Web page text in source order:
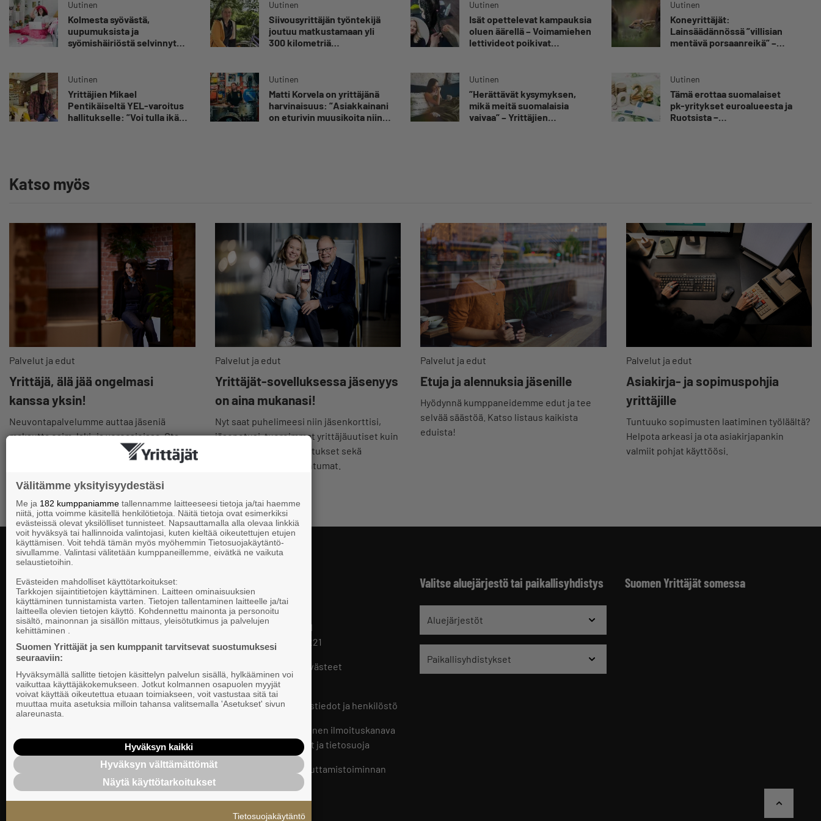
Uutinen
Kolmesta syövästä,
uupumuksista ja
syömishäiriöstä selvinnyt
silmiin, olen oppinut
kestämään myös
yrittäjyyteen kuuluvaa
epävarmuutta”
Uutinen
Siivousyrittäjän työntekijä
joutuu matkustamaan yli
300 kilometriä
Uutinen
Isät opettelevat kampauksia
oluen äärellä – Voimamiehen
lettivideot poikivat
Uutinen
Koneyrittäjät:
Lainsäädännössä ”villisian
mentävä porsaanreikä” –
yrittäjän harteille”
Uutinen
Yrittäjien Mikael
Pentikäiseltä YEL-varoitus
hallitukselle: ”Voi tulla ikävä
Uutinen
Matti Korvela on yrittäjänä
harvinaisuus: ”Asiakkainani
on eturivin muusikoita niin
Uutinen
”Herättävät kysymyksen,
mikä meitä suomalaisia
vaivaa” – Yrittäjien
Uutinen
Tämä erottaa suomalaiset
pk-yritykset euroalueesta ja
Ruotsista −
Katso myös
Palvelut ja edut
Yrittäjä, älä jää ongelmasi
kanssa yksin!
Neuvontapalvelumme auttaa jäseniä
maksutta esim. laki- ja veroasioissa. Ota
yhteyttä matalalla kynnyksellä.
Palvelut ja edut
Yrittäjät-sovelluksessa jäsenyys
on aina mukanasi!
Nyt saat puhelimeesi niin jäsenkorttisi,
jäsenetusi, tuoreimmat yrittäjäuutiset kuin
myös hyödylliset koulutukset sekä
kiinnostavimmat tapahtumat.
Palvelut ja edut
Etuja ja alennuksia jäsenille
Hyödynnä kumppaneidemme edut ja tee
selvää säästöä. Katso listaus kaikista
eduista!
Palvelut ja edut
Asiakirja- ja sopimuspohjia
yrittäjille
Tuntuuko sopimusten laatiminen työläältä?
Helpota arkeasi ja ota asiakirjapankin
valmiit pohjat käyttöösi.
Valtakunnallista, alueellista ja paikallista
vaikuttamista pk-yrittäjien puolesta.
Suomen Yrittäjät
PL 999, 00101 HELSINKI
Puhelinvaihde 09 229 221
Tietosuojaseloste ja evästeet
Evästeasetukset
Keskusjärjestön yhteystiedot ja henkilöstö
Suomen Yrittäjien sisäinen ilmoituskanava
Ilmoituskanavan ohjeet ja tietosuoja
Suomen Yrittäjien vaikuttamistoiminnan
tietosuojaseloste
Valitse aluejärjestö tai paikallisyhdistys
Aluejärjestöt
Paikallisyhdistykset
Suomen Yrittäjät somessa
Välitämme yksityisyydestäsi
Me ja 182 kumppaniamme tallennamme laitteeseesi tietoja ja/tai haemme
niitä, jotta voimme käsitellä henkilötietoja. Näitä tietoja ovat esimerkiksi
evästeissä olevat yksilölliset tunnisteet. Napsauttamalla alla olevaa linkkiä
voit hyväksyä tai hallinnoida valintojasi, kuten kieltää oikeutettujen etujen
käyttämisen. Voit tehdä tämän myös myöhemmin Tietosuojakäytäntö-
sivullamme. Valintasi välitetään kumppaneillemme, eivätkä ne vaikuta
selaustietoihin.
Evästeiden mahdolliset käyttötarkoitukset:
Tarkkojen sijaintitietojen käyttäminen. Laitteen ominaisuuksien
käyttäminen tunnistamista varten. Tietojen tallentaminen laitteelle ja/tai
laitteella olevien tietojen käyttö. Kohdennettu mainonta ja personoitu
sisältö, mainonnan ja sisällön mittaus, yleisötutkimus ja palvelujen
kehittäminen .
Suomen Yrittäjät ja sen kumppanit tarvitsevat suostumuksesi
seuraaviin:
Hyväksymällä sallitte tietojen käsittelyn palvelun sisällä, hylkääminen voi
vaikuttaa käyttäjäkokemukseen. Jotkut kolmannen osapuolen myyjät
voivat käyttää oikeutettua etuaan toimiakseen, voit vastustaa sitä tai
muuttaa muita asetuksia milloin tahansa valitsemalla 'Asetukset' sivun
alareunasta.
Hyväksyn kaikki
Hyväksyn välttämättömät
Näytä käyttötarkoitukset
Tietosuojakäytäntö